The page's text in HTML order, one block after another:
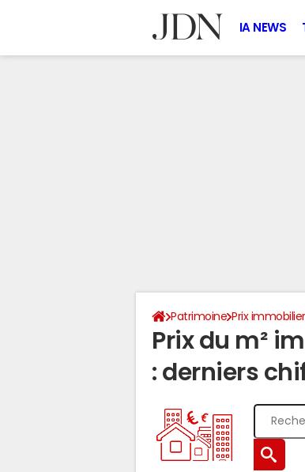
IA NEWS
Patrimoine Prix
Prix du m²
: derniers